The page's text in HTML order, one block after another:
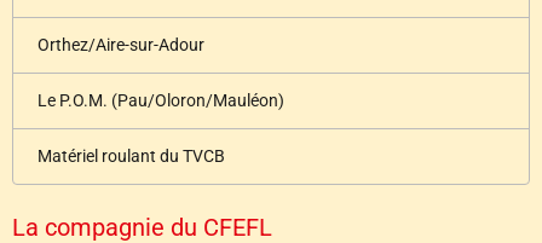
Orthez/Aire-sur-Adour
Le P.O.M. (Pau/Oloron/Mauléon)
Matériel roulant du TVCB
La compagnie du CFEFL